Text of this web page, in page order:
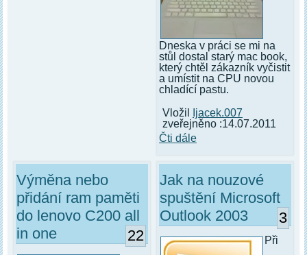
Dneska v práci se mi na
stůl dostal starý mac book,
který chtěl zákazník vyčistit
a umístit na CPU novou
chladící pastu.
Vložil
Ijacek.007
zveřejněno :14.07.2011
Čti dále
Výměna nebo
přidání ram paměti
do lenovo C200 all
in one
22
Jak na nouzové
spuštění Microsoft
Outlook 2003
3
Při